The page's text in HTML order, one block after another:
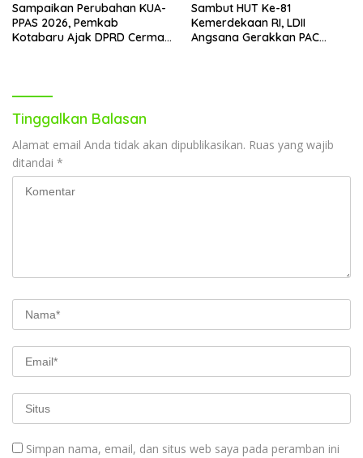
Sampaikan Perubahan KUA-
PPAS 2026, Pemkab
Kotabaru Ajak DPRD Cermati
Sambut HUT Ke-81
Kemerdekaan RI, LDII
Angsana Gerakkan PAC
Tinggalkan Balasan
Alamat email Anda tidak akan dipublikasikan. Ruas yang wajib
ditandai *
Simpan nama, email, dan situs web saya pada peramban ini